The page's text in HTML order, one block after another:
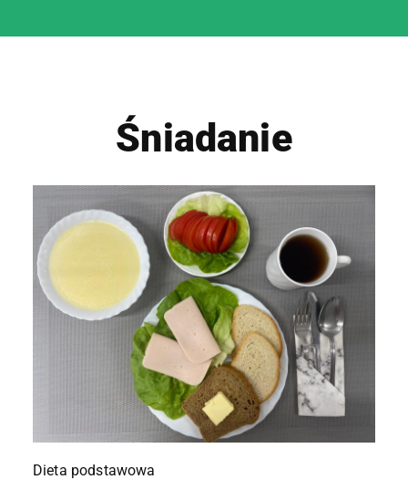
Śniadanie
Dieta podstawowa